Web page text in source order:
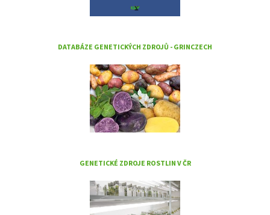
DATABÁZE GENETICKÝCH ZDROJŮ - GRINCZECH
GENETICKÉ ZDROJE ROSTLIN V ČR